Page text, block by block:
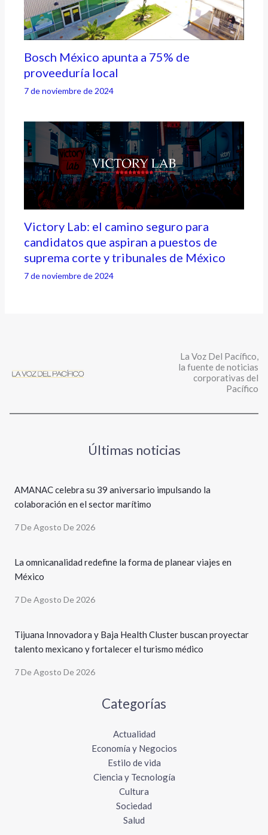
Bosch México apunta a 75% de
proveeduría local
7 de noviembre de 2024
Victory Lab: el camino seguro para
candidatos que aspiran a puestos de
suprema corte y tribunales de México
7 de noviembre de 2024
La Voz Del Pacífico,
la fuente de noticias
corporativas del
Pacífico
Últimas noticias
AMANAC celebra su 39 aniversario impulsando la
colaboración en el sector marítimo
7 De Agosto De 2026
La omnicanalidad redefine la forma de planear viajes en
México
7 De Agosto De 2026
Tijuana Innovadora y Baja Health Cluster buscan proyectar
talento mexicano y fortalecer el turismo médico
7 De Agosto De 2026
Categorías
Actualidad
Economía y Negocios
Estilo de vida
Ciencia y Tecnología
Cultura
Sociedad
Salud